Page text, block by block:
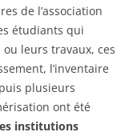
de l’association
étudiants qui
leurs travaux, ces
l’inventaire
plusieurs
ont été
institutions